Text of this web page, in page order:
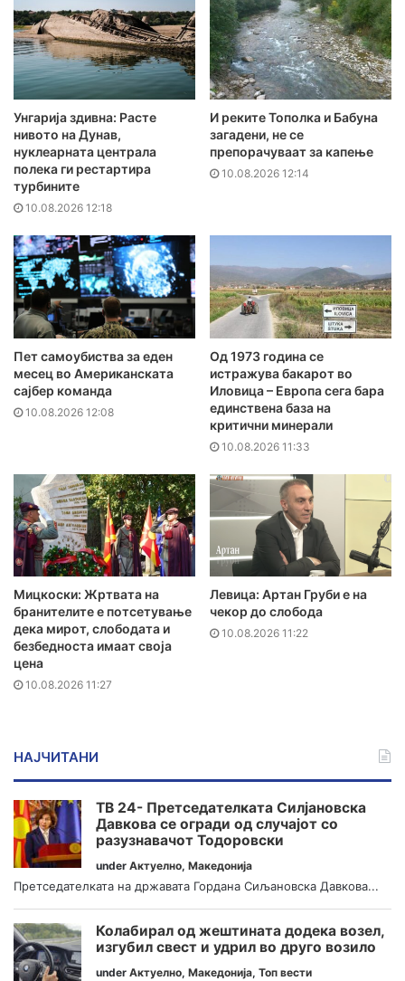
Унгарија здивна: Расте
нивото на Дунав,
нуклеарната централа
полека ги рестартира
турбините
10.08.2026 12:18
И реките Тополка и Бабуна
загадени, не се
препорачуваат за капење
10.08.2026 12:14
Пет самоубиства за еден
месец во Американската
сајбер команда
10.08.2026 12:08
Од 1973 година се
истражува бакарот во
Иловица – Европа сега бара
единствена база на
критични минерали
10.08.2026 11:33
Мицкоски: Жртвата на
бранителите e потсетување
дека мирот, слободата и
безбедноста имаат своја
цена
10.08.2026 11:27
Левица: Артан Груби е на
чекор до слобода
10.08.2026 11:22
НАЈЧИТАНИ
ТВ 24- Претседателката Силјановска
Давкова се огради од случајот со
разузнавачот Тодоровски
under Актуелно, Македонија
Претседателката на државата Гордана Сиљановска Давкова...
Колабирал од жештината додека возел,
изгубил свест и удрил во друго возило
under Актуелно, Македонија, Топ вести